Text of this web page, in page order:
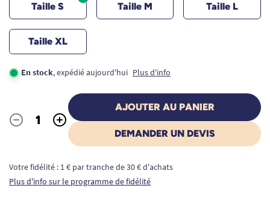
Taille S Taille M Taille L
Taille XL
En stock, expédié aujourd'hui Plus d'info
Quantité
- +
AJOUTER AU PANIER
DEMANDER UN DEVIS
Votre fidélité : 1 € par tranche de 30 € d'achats
Plus d'info sur le programme de fidélité